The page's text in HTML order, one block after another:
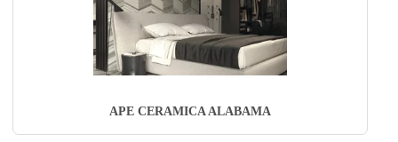
APE CERAMICA ALABAMA